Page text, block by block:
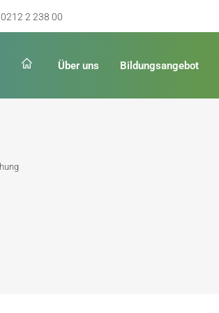
0212 2 238 00
Über uns Bildungsangebot